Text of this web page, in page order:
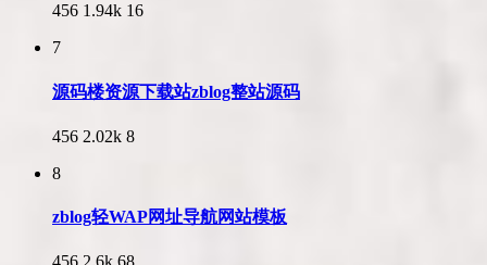
456 1.94k 16
7
源码楼资源下载站zblog整站源码
456 2.02k 8
8
zblog轻WAP网址导航网站模板